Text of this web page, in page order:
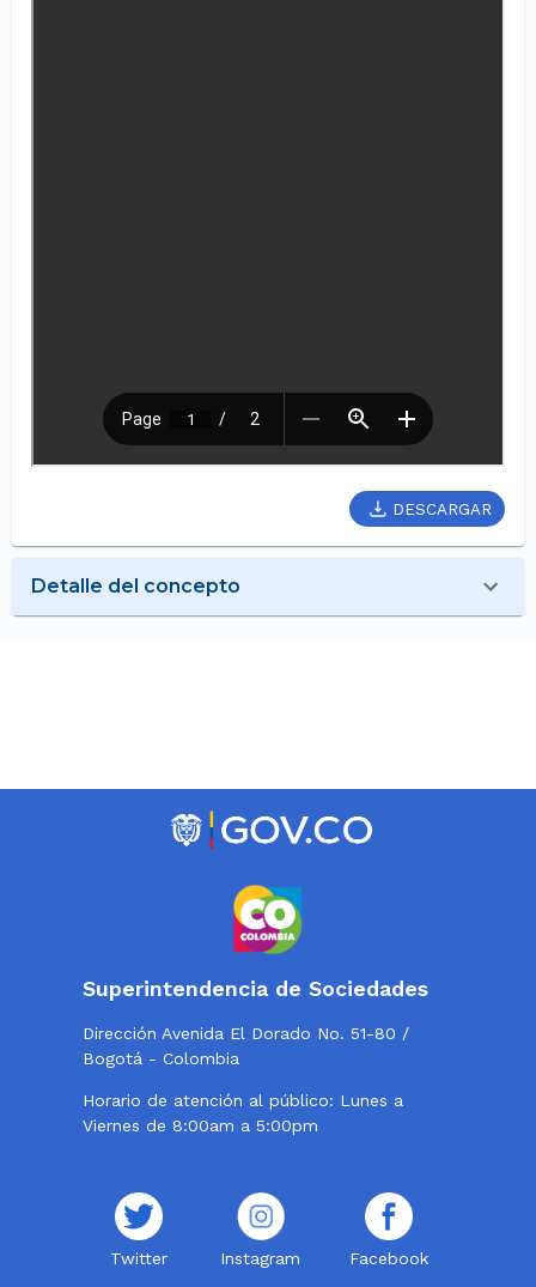
DESCARGAR
Detalle del concepto
Superintendencia de Sociedades
Dirección Avenida El Dorado No. 51-80 /
Bogotá - Colombia
Horario de atención al público: Lunes a
Viernes de 8:00am a 5:00pm
Twitter Instagram Facebook